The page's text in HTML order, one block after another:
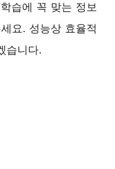
습에 꼭 맞는 정보
요. 성능상 효율적
습니다.